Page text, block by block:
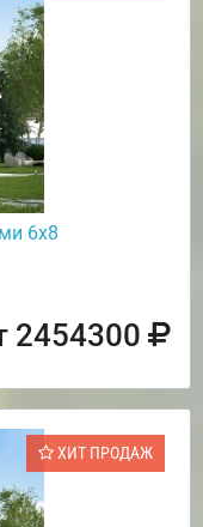
6х8
2454300
ХИТ ПРОДАЖ